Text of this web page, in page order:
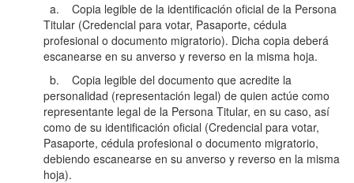
a. Copia legible de la identificación oficial de la Persona
Titular (Credencial para votar, Pasaporte, cédula
profesional o documento migratorio). Dicha copia deberá
escanearse en su anverso y reverso en la misma hoja.
b. Copia legible del documento que acredite la
personalidad (representación legal) de quien actúe como
representante legal de la Persona Titular, en su caso, así
como de su identificación oficial (Credencial para votar,
Pasaporte, cédula profesional o documento migratorio,
debiendo escanearse en su anverso y reverso en la misma
hoja).